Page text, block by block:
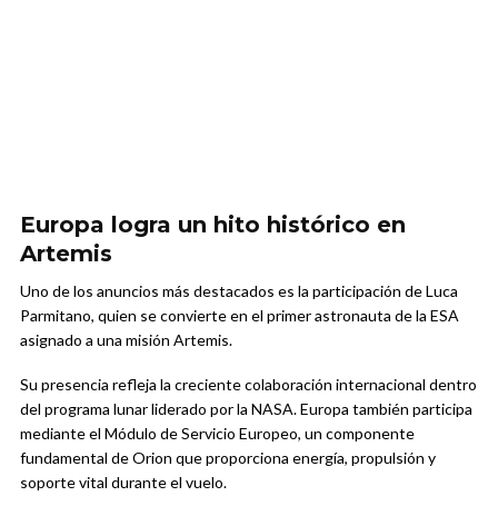
Europa logra un hito histórico en
Artemis
Uno de los anuncios más destacados es la participación de Luca
Parmitano, quien se convierte en el primer astronauta de la ESA
asignado a una misión Artemis.
Su presencia refleja la creciente colaboración internacional dentro
del programa lunar liderado por la NASA. Europa también participa
mediante el Módulo de Servicio Europeo, un componente
fundamental de Orion que proporciona energía, propulsión y
soporte vital durante el vuelo.